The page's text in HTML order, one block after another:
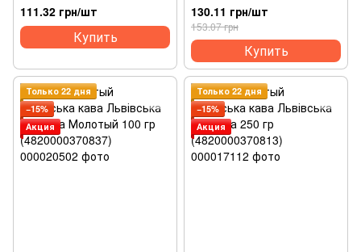
111.32 грн/шт
Купить
130.11 грн/шт
153.07 грн
Купить
Только 22 дня
−15%
Акция
Только 22 дня
−15%
Акция